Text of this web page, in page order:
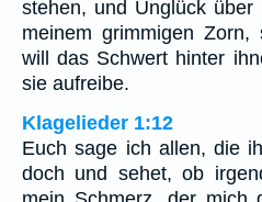
stehen, und Unglück
meinem grimmigen
will das Schwert hinter
sie aufreibe.
Klagelieder 1:12
Euch sage ich allen, die
doch und sehet, ob